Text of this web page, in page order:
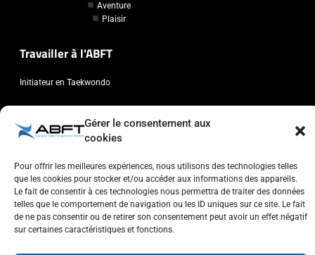
Gérer le consentement aux
cookies
Pour offrir les meilleures expériences, nous utilisons des technologies telles
que les cookies pour stocker et/ou accéder aux informations des appareils.
Le fait de consentir à ces technologies nous permettra de traiter des données
telles que le comportement de navigation ou les ID uniques sur ce site. Le fait
de ne pas consentir ou de retirer son consentement peut avoir un effet négatif
sur certaines caractéristiques et fonctions.
Aventure
Plaisir
Travailler à l'ABFT
Initiateur en Taekwondo
Chaussée de Wavre, 2057 - 1160 Auderghem
info@abft.be
+32 (0)2 347 34 77